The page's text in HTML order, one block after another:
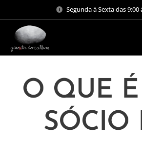
Segunda à Sexta das 9:00
O QUE É
SÓCIO